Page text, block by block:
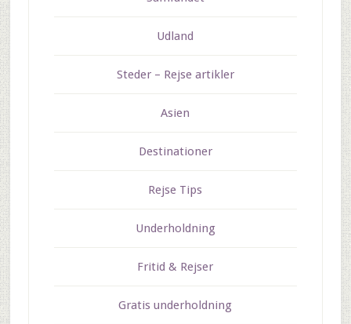
Udland
Steder – Rejse artikler
Asien
Destinationer
Rejse Tips
Underholdning
Fritid & Rejser
Gratis underholdning